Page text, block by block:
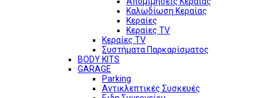
Καλωδίωση Κεραίας
Κεραίες
Κεραίες TV
Κεραίες TV
Συστήματα Παρκαρίσματος
BODY KITS
GARAGE
Parking
Αντικλεπτικές Συσκευές